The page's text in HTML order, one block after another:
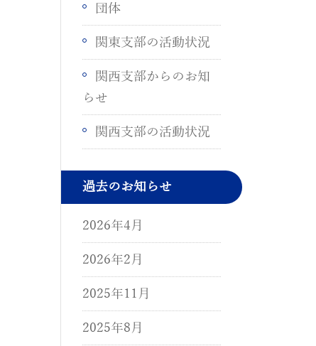
団体
関東支部の活動状況
関西支部からのお知
らせ
関西支部の活動状況
過去のお知らせ
2026年4月
2026年2月
2025年11月
2025年8月